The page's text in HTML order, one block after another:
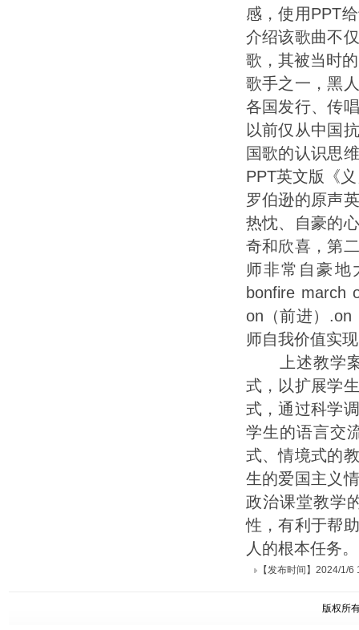
感，使用PPT
介绍该歌曲不
歌，其被当时
歌手之一，黑
各国发行、传
以前仅从中国
国歌的认识思
PPT英文版《
罗伯逊的原声
热忱、自豪的
奇和欣喜，第
师非常自豪地
bonfire march
on（前进）.on
师自我价值实
上述教学案
式，以扩展学
式，通过科学
学生的语言交
式、情境式的
生的爱国主义
政治课堂教学
性，有利于帮
人的根本任务。
【发布时间】2024/1/6
版权所